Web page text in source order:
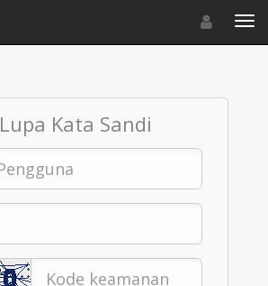
Toggle
Lupa Kata Sandi